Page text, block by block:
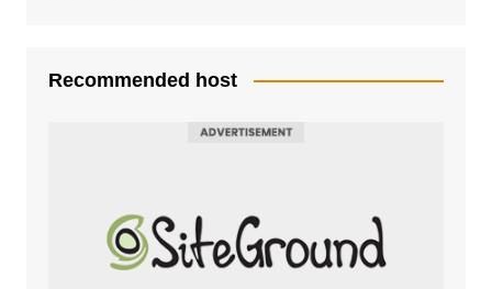
Recommended host